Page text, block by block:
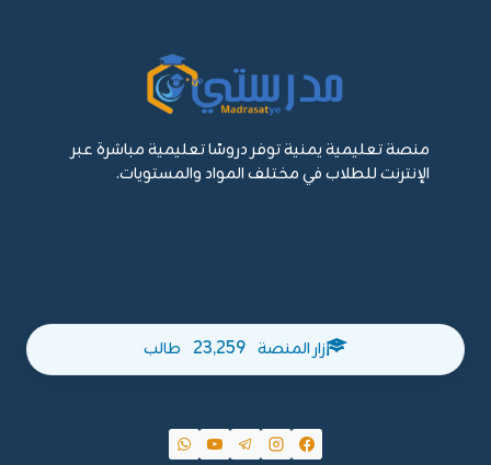
منصة تعليمية يمنية توفر دروسًا تعليمية مباشرة عبر
الإنترنت للطلاب في مختلف المواد والمستويات.
زار المنصة 23,259 طالب